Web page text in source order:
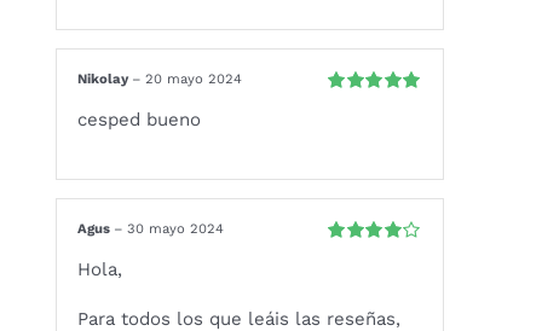
con4de 5
Nikolay – 20 mayo 2024
cesped bueno
Agus – 30 mayo 2024
Hola,
Para todos los que leáis las reseñas,